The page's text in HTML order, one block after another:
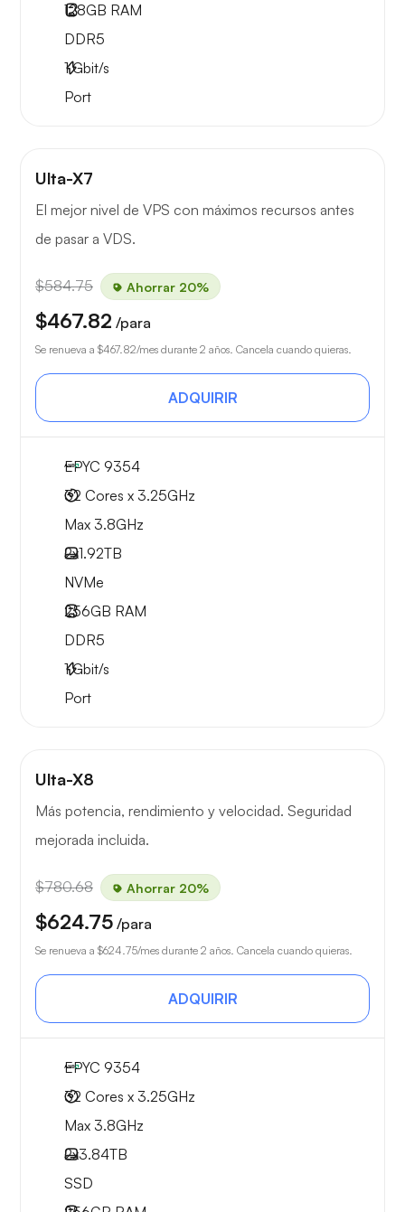
128GB RAM
DDR5
1Gbit/s
Port
Ulta-X7
El mejor nivel de VPS con máximos recursos antes
de pasar a VDS.
$584.75 Ahorrar 20%
$467.82 /para
Se renueva a $467.82/mes durante 2 años. Cancela cuando quieras.
ADQUIRIR
EPYC 9354
32 Cores x 3.25GHz
Max 3.8GHz
2x1.92TB
NVMe
256GB RAM
DDR5
1Gbit/s
Port
Ulta-X8
Más potencia, rendimiento y velocidad. Seguridad
mejorada incluida.
$780.68 Ahorrar 20%
$624.75 /para
Se renueva a $624.75/mes durante 2 años. Cancela cuando quieras.
ADQUIRIR
EPYC 9354
32 Cores x 3.25GHz
Max 3.8GHz
2x3.84TB
SSD